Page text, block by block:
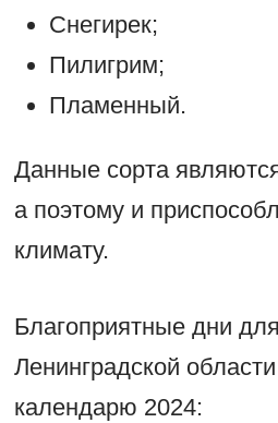
Снегирек;
Пилигрим;
Пламенный.
Данные сорта
а поэтому и
климату.
Благоприятные дни
Ленинградской
календарю 2024: